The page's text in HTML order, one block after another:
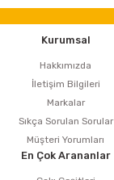
Kurumsal
Hakkımızda
İletişim Bilgileri
Markalar
Sıkça Sorulan Sorular
Müşteri Yorumları
En Çok Arananlar